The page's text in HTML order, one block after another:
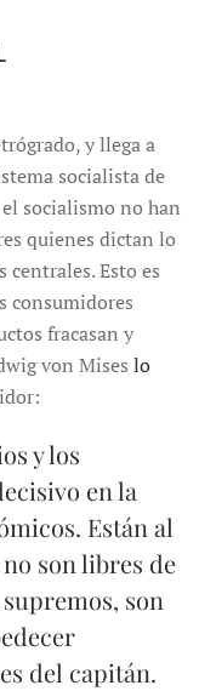
y llega a
socialista de
socialismo no han
quienes dictan lo
Esto es
consumidores
fracasan y
von Mises lo
y los
en la
Están al
son libres de
son
del capitán.